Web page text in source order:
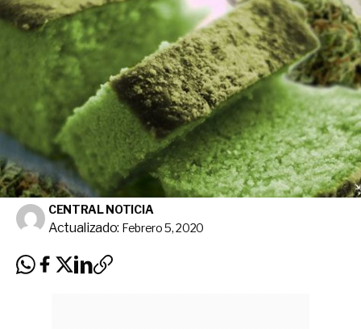
CENTRAL NOTICIA
Actualizado: Febrero 5, 2020